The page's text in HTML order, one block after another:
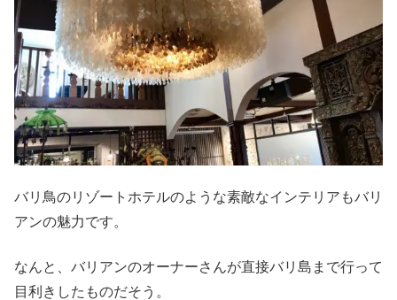
バリ鳥のリゾートホテルのような素敵なインテリアもバリ
アンの魅力です。
なんと、バリアンのオーナーさんが直接バリ島まで行って
目利きしたものだそう。